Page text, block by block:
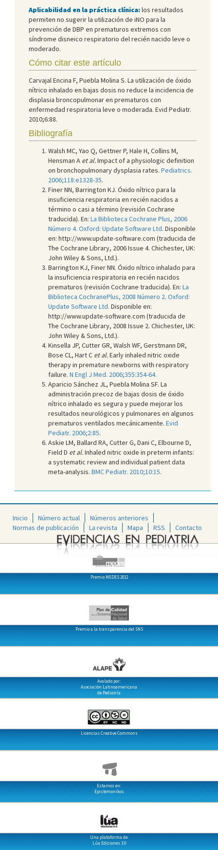
Aplicabilidad en la práctica clínica:los resultados
permiten no sugerir la utilización de iNO para la
prevención de DBP en prematuros extremos con
síndrome disneico respiratorio del recién nacido leve o
moderado.
Cómo citar este artículo
Carvajal Encina F, Puebla Molina S. La utilización de óxido
nítrico inhalado en bajas dosis no reduce la incidencia de
displasia broncopulmonar en prematuros con
enfermedad respiratoria leve o moderada. Evid Pediatr.
2010;6:88.
Bibliografía
Walsh MC, Yao Q, Gettner P, Hale H, Collins M,
Hensman A et al.Impact of a physiologic definition
on bronchopulmonary dysplasia rates. Pediatrics.
2006;118:e1328-35.
Finer NN, Barrington KJ. Óxido nítrico para la
insuficiencia respiratoria en recién nacidos a
término o casi a término (revisión Cochrane
traducida). En: La Biblioteca Cochrane Plus, 2006
Número 4. Oxford: Update Software Ltd. Disponible
en: http://www.update-software.com (traducida de
The Cochrane Library, 2006 Issue 4. Chichester, UK:
John Wiley & Sons, Ltd.).
Barrington KJ, Finer NN. Óxido nítrico inhalado para
la insuficiencia respiratoria en recién nacidos
prematuros (revisión Cochrane traducida). En: La
Biblioteca CochranePlus, 2008 Número 2. Oxford:
Update Software Ltd. Disponible en:
http://www.update-software.com (traducida de
The Cochrane Library, 2008 Issue 2. Chichester, UK:
John Wiley & Sons, Ltd.).
Kinsella JP, Cutter GR, Walsh WF, Gerstmann DR,
Bose CL, Hart C et al.Early inhaled nitric oxide
therapy in premature newborns with respiratory
failure. N Engl J Med. 2006;355:354-64.
Aparicio Sánchez JL, Puebla Molina SF. La
administración precoz de bajas dosis de óxido
nítrico inhalado es segura y puede mejorar los
resultados neurológicos y pulmonares en algunos
prematuros ventilados mecánicamente. Evid
Pediatr. 2006;2:85.
Askie LM, Ballard RA, Cutter G, Dani C, Elbourne D,
Field D et al.Inhaled nitric oxide in preterm infants:
a systematic review and individual patient data
meta-analysis. BMC Pediatr. 2010;10:15.
Inicio Número actual
Números anteriores
Normas de publicación
La revista Mapa RSS Contacto
Premio MEDES 2012
Premio a la transparencia del SNS
Avalado por:
Asociación Latinoamericana
de Pediatría
Licencias Creative Commons
Estamos en:
Epistemonikos
Una plataforma de:
Lúa Ediciones 3.0